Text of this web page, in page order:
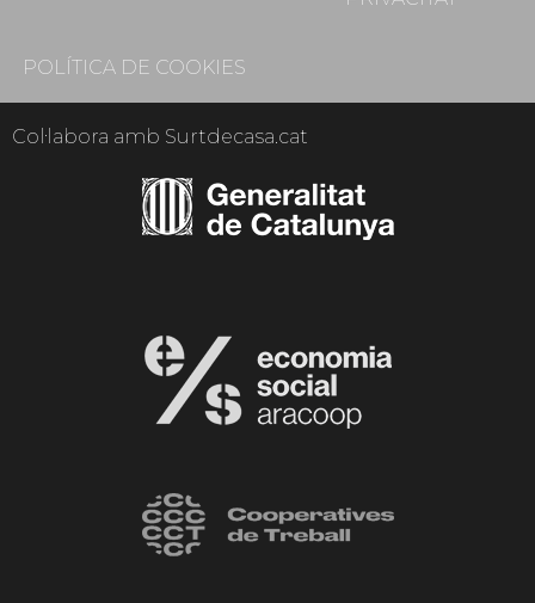
POLÍTICA DE COOKIES
Col·labora amb Surtdecasa.cat